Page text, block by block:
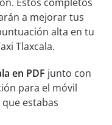
a mejorar tus
alta en tu
Tlaxcala.
en PDF junto con
para el móvil
estabas